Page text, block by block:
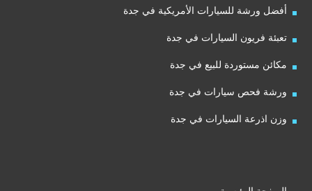
أفضل ورشة للسيارات الأمريكية في جدة
تعبئة فريون السيارات في جدة
مكائن مستوردة للبيع في جدة
ورشة فحص سيارات في جدة
وزن اذرعة السيارات في جدة